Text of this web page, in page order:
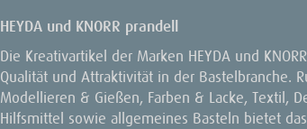
HEYDA und KNORR prandell
Die Kreativartikel der Marken HEYDA und
Qualität und Attraktivität in der Bastelbranche.
Modellieren & Gießen, Farben & Lacke, Textil,
Hilfsmittel sowie allgemeines Basteln bietet